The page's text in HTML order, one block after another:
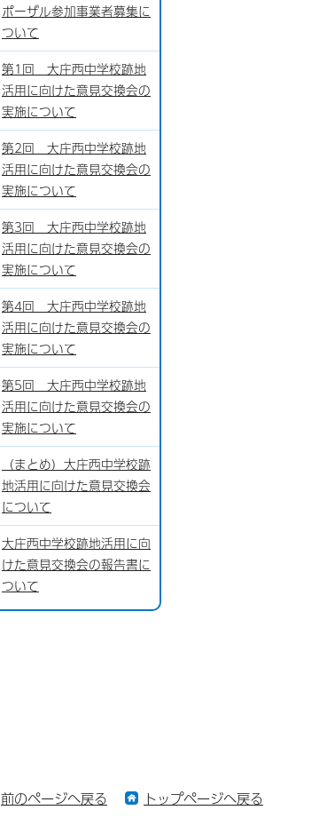
ポーザル参加事業者募集に
ついて
第1回 大庄西中学校跡地
活用に向けた意見交換会の
実施について
第2回 大庄西中学校跡地
活用に向けた意見交換会の
実施について
第3回 大庄西中学校跡地
活用に向けた意見交換会の
実施について
第4回 大庄西中学校跡地
活用に向けた意見交換会の
実施について
第5回 大庄西中学校跡地
活用に向けた意見交換会の
実施について
（まとめ）大庄西中学校跡
地活用に向けた意見交換会
について
大庄西中学校跡地活用に向
けた意見交換会の報告書に
ついて
前のページへ戻る トップページへ戻る